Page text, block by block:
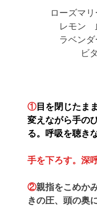
ローズマ
レモン
ラベン
ビ
①目を閉じたま
変えながら手の
る。呼吸を聴き
手を下ろす。深
②親指をこめか
きの圧、頭の奥